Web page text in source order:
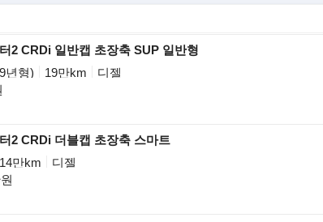
2 CRDi 일반캡 초장축 SUP 일반형
년형)
19만km
디젤
2 CRDi 더블캡 초장축 스마트
14만km
디젤